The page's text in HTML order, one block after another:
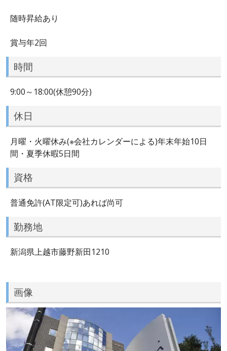
随時昇給あり
賞与年2回
時間
9:00～18:00(休憩90分)
休日
月曜・火曜休み(※会社カレンダーによる)年末年始10日
間・夏季休暇5日間
資格
普通免許(AT限定可)あれば尚可
勤務地
新潟県上越市藤野新田1210
画像